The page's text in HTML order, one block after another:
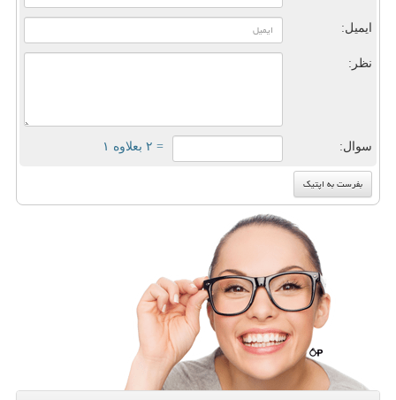
ایمیل:
نظر:
سوال: = ۲ بعلاوه ۱